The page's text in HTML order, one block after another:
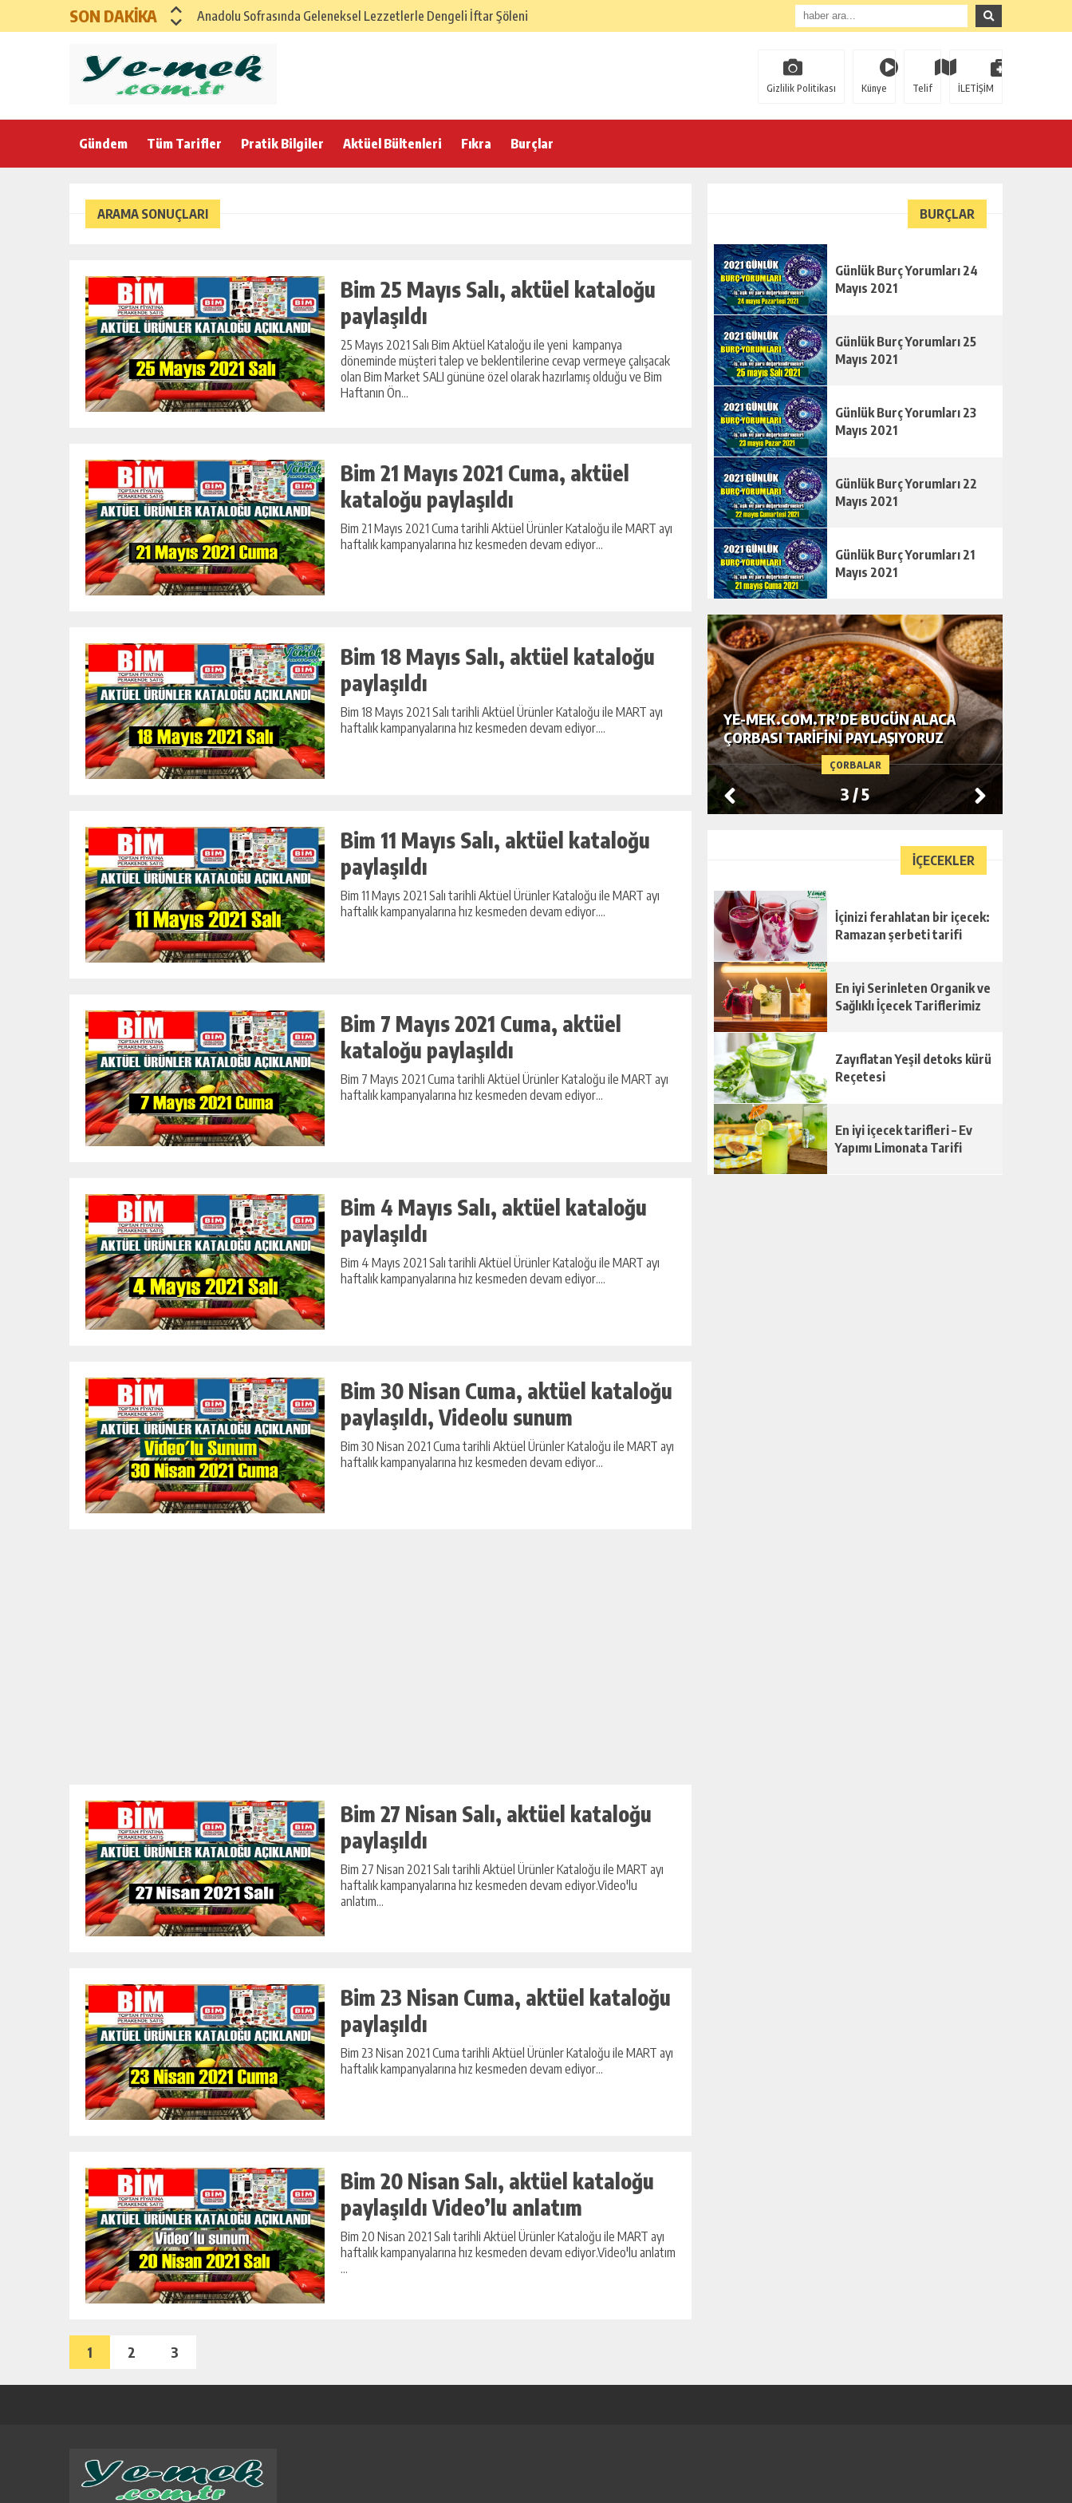
SON DAKİKA
Anadolu Sofrasında Geleneksel Lezzetlerle Dengeli İftar Şöleni
GAZİANTEP İFTAR SOFRASI – Gelenekten Gelen Lezzet Dengesi
Ege’nin Zeytinyağlı Bereketi ile Hafif ve Dengeli İftar Sofrası
Anadolu’nun Bereket Sofrası Klasik İftar Menüsü
Gizlilik Politikası Künye Telif İLETİŞİM
Gündem Tüm Tarifler Pratik Bilgiler Aktüel Bültenleri Fıkra Burçlar
ARAMA SONUÇLARI
Bim 25 Mayıs Salı, aktüel kataloğu
paylaşıldı
25 Mayıs 2021 Salı Bim Aktüel Kataloğu ile yeni kampanya
döneminde müşteri talep ve beklentilerine cevap vermeye çalışacak
olan Bim Market SALI gününe özel olarak hazırlamış olduğu ve Bim
Haftanın Ön...
Bim 21 Mayıs 2021 Cuma, aktüel
kataloğu paylaşıldı
Bim 21 Mayıs 2021 Cuma tarihli Aktüel Ürünler Kataloğu ile MART ayı
haftalık kampanyalarına hız kesmeden devam ediyor...
Bim 18 Mayıs Salı, aktüel kataloğu
paylaşıldı
Bim 18 Mayıs 2021 Salı tarihli Aktüel Ürünler Kataloğu ile MART ayı
haftalık kampanyalarına hız kesmeden devam ediyor....
Bim 11 Mayıs Salı, aktüel kataloğu
paylaşıldı
Bim 11 Mayıs 2021 Salı tarihli Aktüel Ürünler Kataloğu ile MART ayı
haftalık kampanyalarına hız kesmeden devam ediyor....
Bim 7 Mayıs 2021 Cuma, aktüel
kataloğu paylaşıldı
Bim 7 Mayıs 2021 Cuma tarihli Aktüel Ürünler Kataloğu ile MART ayı
haftalık kampanyalarına hız kesmeden devam ediyor...
Bim 4 Mayıs Salı, aktüel kataloğu
paylaşıldı
Bim 4 Mayıs 2021 Salı tarihli Aktüel Ürünler Kataloğu ile MART ayı
haftalık kampanyalarına hız kesmeden devam ediyor....
Bim 30 Nisan Cuma, aktüel kataloğu
paylaşıldı, Videolu sunum
Bim 30 Nisan 2021 Cuma tarihli Aktüel Ürünler Kataloğu ile MART ayı
haftalık kampanyalarına hız kesmeden devam ediyor...
Bim 27 Nisan Salı, aktüel kataloğu
paylaşıldı
Bim 27 Nisan 2021 Salı tarihli Aktüel Ürünler Kataloğu ile MART ayı
haftalık kampanyalarına hız kesmeden devam ediyor.Video'lu
anlatım...
Bim 23 Nisan Cuma, aktüel kataloğu
paylaşıldı
Bim 23 Nisan 2021 Cuma tarihli Aktüel Ürünler Kataloğu ile MART ayı
haftalık kampanyalarına hız kesmeden devam ediyor...
Bim 20 Nisan Salı, aktüel kataloğu
paylaşıldı Video’lu anlatım
Bim 20 Nisan 2021 Salı tarihli Aktüel Ürünler Kataloğu ile MART ayı
haftalık kampanyalarına hız kesmeden devam ediyor.Video'lu anlatım
...
1 2 3
BURÇLAR
Günlük Burç Yorumları 24
Mayıs 2021
Günlük Burç Yorumları 25
Mayıs 2021
Günlük Burç Yorumları 23
Mayıs 2021
Günlük Burç Yorumları 22
Mayıs 2021
Günlük Burç Yorumları 21
Mayıs 2021
BIRDE
ÇORBALAR
LOKANTA USULÜ TERBIYELI KÖFTE
ÇORBASI TARIFI
ŞIFA DEPOSU YOĞURTLU YEŞIL
MERCIMEK ÇORBASI TARIFI
ÇORBALAR
YE-MEK.COM.TR’DE BUGÜN ALACA
ÇORBASI TARIFINI PAYLAŞIYORUZ
3 /5
İÇECEKLER
İçinizi ferahlatan bir içecek:
Ramazan şerbeti tarifi
En iyi Serinleten Organik ve
Sağlıklı İçecek Tariflerimiz
Zayıflatan Yeşil detoks kürü
Reçetesi
En iyi içecek tarifleri – Ev
Yapımı Limonata Tarifi